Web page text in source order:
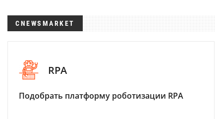
CNEWSMARKET
RPA
Подобрать платформу роботизации RPA